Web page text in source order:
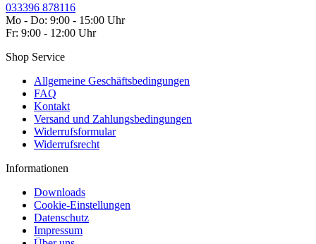
033396 878116
Mo - Do: 9:00 - 15:00 Uhr
Fr: 9:00 - 12:00 Uhr
Shop Service
Allgemeine Geschäftsbedingungen
FAQ
Kontakt
Versand und Zahlungsbedingungen
Widerrufsformular
Widerrufsrecht
Informationen
Downloads
Cookie-Einstellungen
Datenschutz
Impressum